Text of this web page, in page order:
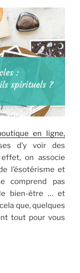
en ligne,
d’y voir des
on associe
l’ésotérisme et
comprend pas
bien-être … et
que, quelques
tout pour vous